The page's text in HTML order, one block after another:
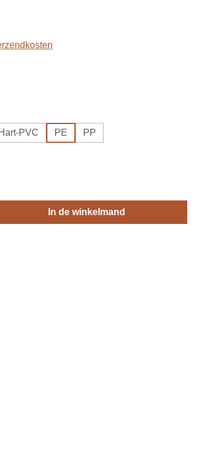
Hart-PVC PE PP
Voer de gewenste
In de winkelmand